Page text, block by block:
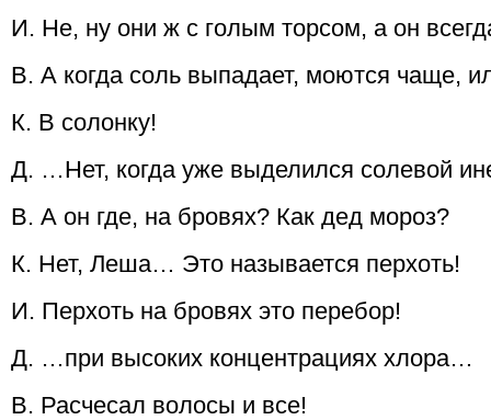
И. Не, ну они ж с голым торсом, а он
В. А когда соль выпадает, моются чаще,
К. В солонку!
Д. …Нет, когда уже выделился солевой
В. А он где, на бровях? Как дед мороз?
К. Нет, Леша… Это называется перхоть!
И. Перхоть на бровях это перебор!
Д. …при высоких концентрациях хлора…
В. Расчесал волосы и все!